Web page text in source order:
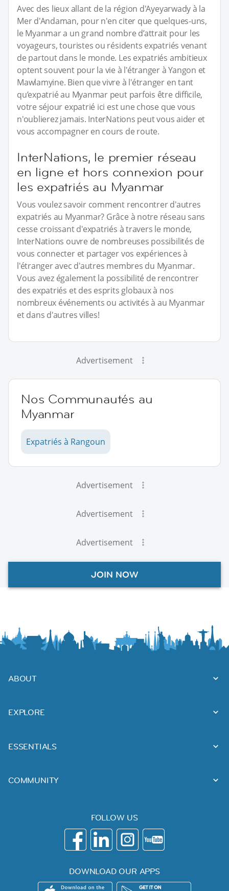
Avec des lieux allant de la région d'Ayeyarwady à la
Mer d'Andaman, pour n'en citer que quelques-uns,
le Myanmar a un grand nombre d’attrait pour les
voyageurs, touristes ou résidents expatriés venant
de partout dans le monde. Les expatriés ambitieux
optent souvent pour la vie à l'étranger à Yangon et
Mawlamyine. Bien que vivre à l'étranger en tant
qu’expatrié au Myanmar peut parfois être difficile,
votre séjour expatrié ici est une chose que vous
n'oublierez jamais. InterNations peut vous aider et
vous accompagner en cours de route.
InterNations, le premier réseau
en ligne et hors connexion pour
les expatriés au Myanmar
Vous voulez savoir comment rencontrer d'autres
expatriés au Myanmar? Grâce à notre réseau sans
cesse croissant d'expatriés à travers le monde,
InterNations ouvre de nombreuses possibilités de
vous connecter et partager vos expériences à
l'étranger avec d'autres membres du Myanmar.
Vous avez également la possibilité de rencontrer
des expatriés et des esprits globaux à nos
nombreux événements ou activités à au Myanmar
et dans d'autres villes!
Advertisement
Nos Communautés au
Myanmar
Expatriés à Rangoun
Advertisement
Advertisement
Advertisement
JOIN NOW
ABOUT
EXPLORE
ESSENTIALS
COMMUNITY
FOLLOW US
DOWNLOAD OUR APPS